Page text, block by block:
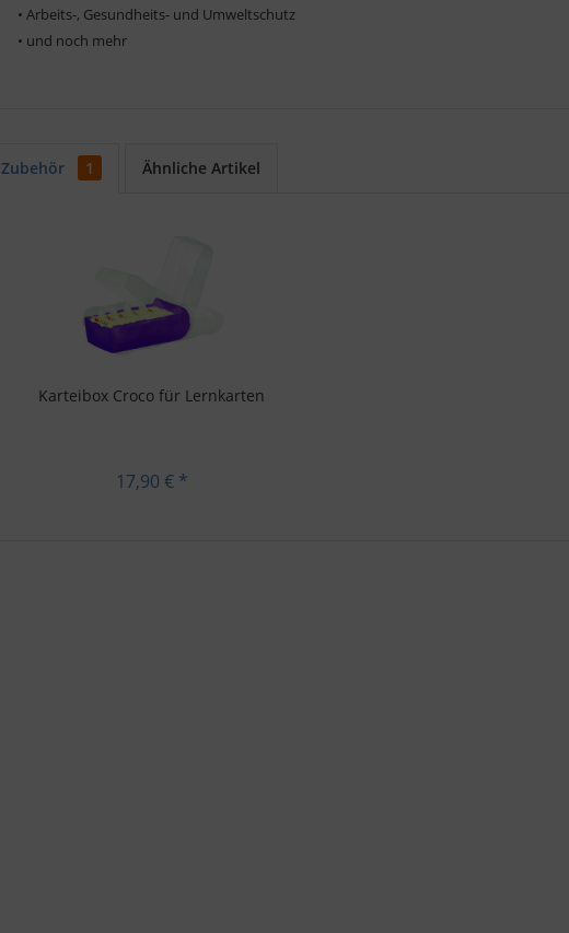
• Arbeits-, Gesundheits- und Umweltschutz
• und noch mehr
Zubehör 1 Ähnliche Artikel
Karteibox Croco für Lernkarten
17,90 € *